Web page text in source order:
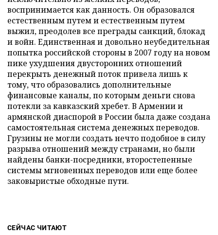
воспринимается как данность. Он образовался
естественным путем и естественным путем
выжил, преодолев все преграды санкций, блокад
и войн. Единственная и довольно неубедительная
попытка российской стороны в 2007 году на новом
пике ухудшения двусторонних отношений
перекрыть денежный поток привела лишь к
тому, что образовались дополнительные
финансовые каналы, по которым деньги снова
потекли за кавказский хребет. В Армении и
армянской диаспорой в России была даже создана
самостоятельная система денежных переводов.
Грузины не могли создать нечто подобное в силу
разрыва отношений между странами, но были
найдены банки-посредники, второстепенные
системы мгновенных переводов или еще более
заковыристые обходные пути.
СЕЙЧАС ЧИТАЮТ